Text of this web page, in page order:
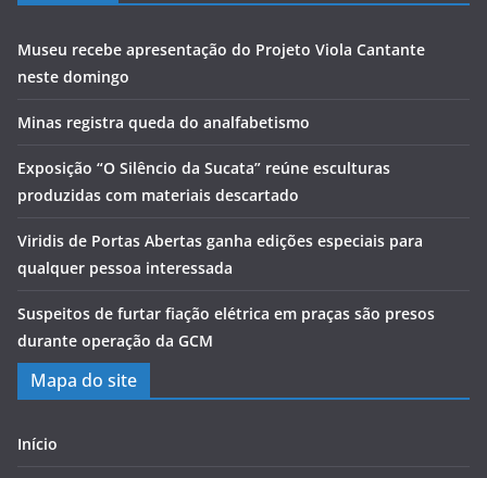
Museu recebe apresentação do Projeto Viola Cantante
neste domingo
Minas registra queda do analfabetismo
Exposição “O Silêncio da Sucata” reúne esculturas
produzidas com materiais descartado
Viridis de Portas Abertas ganha edições especiais para
qualquer pessoa interessada
Suspeitos de furtar fiação elétrica em praças são presos
durante operação da GCM
Mapa do site
Início